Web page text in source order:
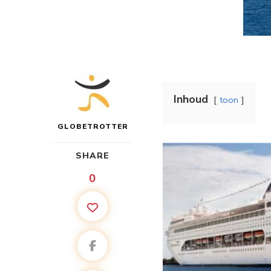
GLOBETROTTER
SHARE
0
Inhoud toon